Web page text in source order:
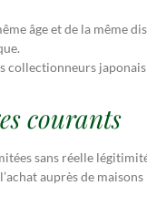
âge et de la même
collectionneurs
courants
sans réelle
auprès de